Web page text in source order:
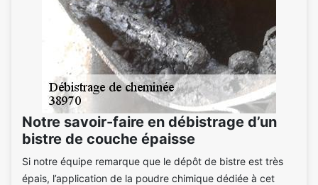
Notre savoir-faire en débistrage d’un
bistre de couche épaisse
Si notre équipe remarque que le dépôt de bistre est très
épais, l’application de la poudre chimique dédiée à cet